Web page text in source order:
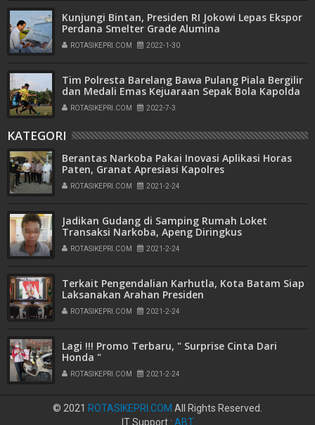
Kunjungi Bintan, Presiden RI Jokowi Lepas Ekspor
Perdana Smelter Grade Alumina
ROTASIKEPRI.COM 2022-1-30
Tim Polresta Barelang Bawa Pulang Piala Bergilir
dan Medali Emas Kejuaraan Sepak Bola Kapolda
Kepri Cup Tahun 2022
ROTASIKEPRI.COM 2022-7-3
KATEGORI
Berantas Narkoba Pakai Inovasi Aplikasi Horas
Paten, Granat Apresiasi Kapolres
ROTASIKEPRI.COM 2021-2-24
Jadikan Gudang di Samping Rumah Loket
Transaksi Narkoba, Apeng Diringkus
ROTASIKEPRI.COM 2021-2-24
Terkait Pengendalian Karhutla, Kota Batam Siap
Laksanakan Arahan Presiden
ROTASIKEPRI.COM 2021-2-24
Lagi !!! Promo Terbaru, " Surprise Cinta Dari
Honda "
ROTASIKEPRI.COM 2021-2-24
© 2021 ROTASIKEPRI.COM All Rights Reserved.
IT Support : ABT